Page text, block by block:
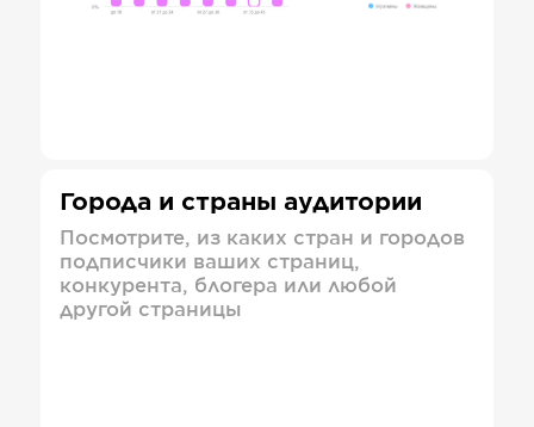
Города и страны аудитории
Посмотрите, из каких стран и городов
подписчики ваших страниц,
конкурента, блогера или любой
другой страницы